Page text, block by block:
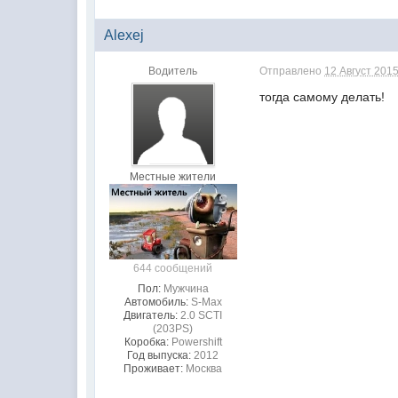
Alexej
Водитель
Местные жители
644 сообщений
Пол: Мужчина
Автомобиль: S-Max
Двигатель: 2.0 SCTI
(203PS)
Коробка: Powershift
Год выпуска: 2012
Проживает: Москва
Отправлено 12 Август
тогда самому делать!